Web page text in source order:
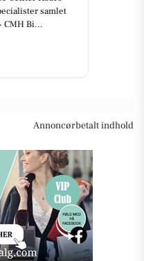
samlet
Bi...
Annoncørbetalt indhold